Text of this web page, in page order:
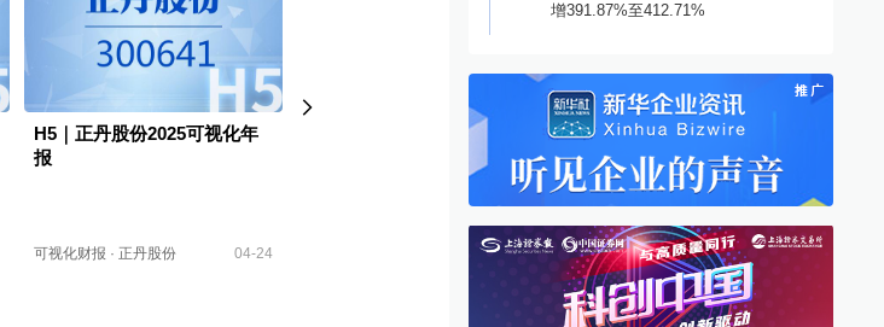
H5｜正丹股份2025可视化年
报
可视化财报 · 正丹股份 04-24
视频｜正丹股份2025可视化年
04-24
视频｜正丹股份2026可视化一
季报
可视化财报·正丹股份
增391.87%至412.71%